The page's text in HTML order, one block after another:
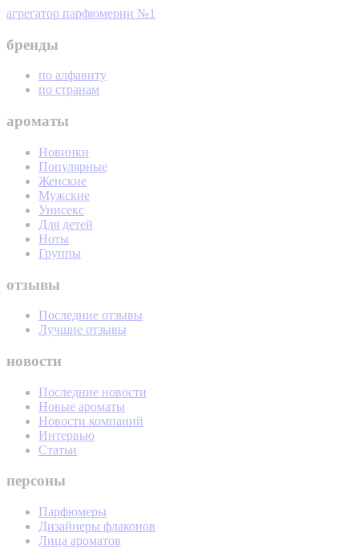
агрегатор парфюмерии №1
бренды
по алфавиту
по странам
ароматы
Новинки
Популярные
Женские
Мужские
Унисекс
Для детей
Ноты
Группы
отзывы
Последние отзывы
Лучшие отзывы
новости
Последние новости
Новые ароматы
Новости компаний
Интервью
Статьи
персоны
Парфюмеры
Дизайнеры флаконов
Лица ароматов